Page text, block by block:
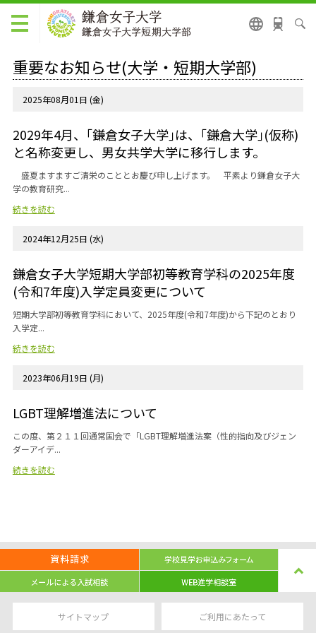
重要なお知らせ(大学・短期大学部)
2025年08月01日 (金)
2029年4月、｢鎌倉女子大学｣は、｢鎌倉大学｣(仮称)
と名称変更し、男女共学大学に移行します。
盛夏ますますご清栄のこととお慶び申し上げます。 平素より鎌倉女子大
学の教育研究...
続きを読む
2024年12月25日 (水)
鎌倉女子大学短期大学部初等教育学科の2025年度
(令和7年度)入学定員変更について
短期大学部初等教育学科において、2025年度(令和7年度)から下記のとおり
入学定...
続きを読む
2023年06月19日 (月)
LGBT理解増進法について
この度、第２１１回通常国会で「LGBT理解増進法案（性的指向及びジェン
ダーアイデ...
続きを読む
サイトマップ ご利用にあたって